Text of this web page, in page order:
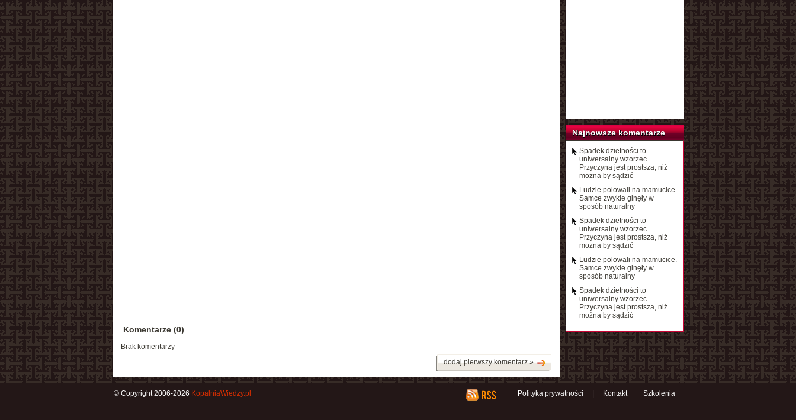
Komentarze (0)
Brak komentarzy
dodaj pierwszy komentarz »
Najnowsze komentarze
Spadek dzietności to
uniwersalny wzorzec.
Przyczyna jest prostsza, niż
można by sądzić
Ludzie polowali na mamucice.
Samce zwykle ginęły w
sposób naturalny
Spadek dzietności to
uniwersalny wzorzec.
Przyczyna jest prostsza, niż
można by sądzić
Ludzie polowali na mamucice.
Samce zwykle ginęły w
sposób naturalny
Spadek dzietności to
uniwersalny wzorzec.
Przyczyna jest prostsza, niż
można by sądzić
Polityka prywatności Kontakt Szkolenia
© Copyright 2006-2026 KopalniaWiedzy.pl